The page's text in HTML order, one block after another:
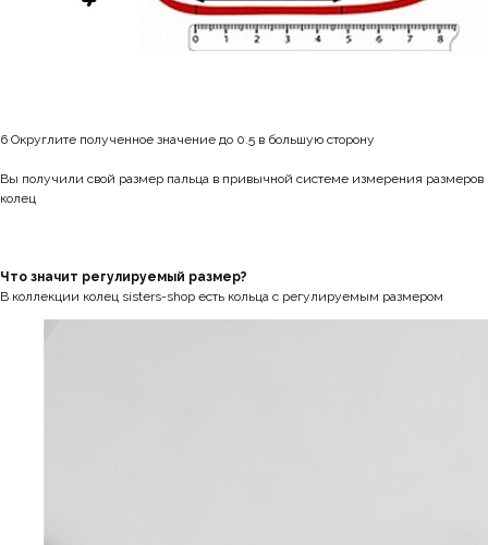
6 Округлите полученное значение до 0.5 в большую сторону
Вы получили свой размер пальца в привычной системе измерения размеров
колец
Что значит регулируемый размер?
В коллекции колец sisters-shop есть кольца с регулируемым размером